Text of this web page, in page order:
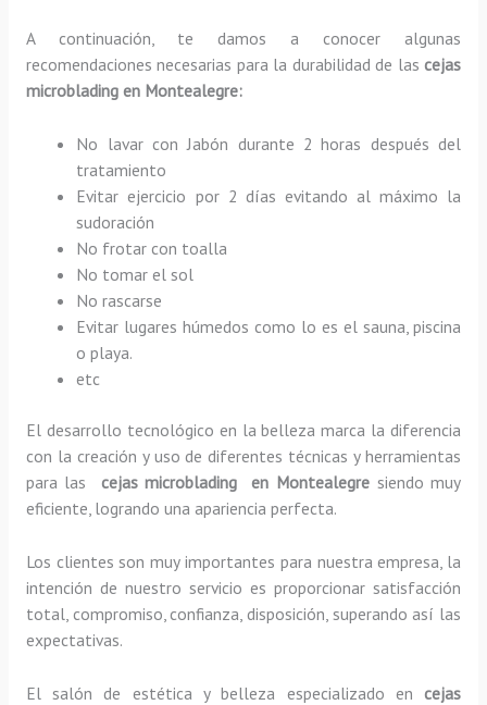
A continuación, te damos a conocer algunas
recomendaciones necesarias para la durabilidad de lascejas
microblading en Montealegre:
No lavar con Jabón durante 2 horas después del
tratamiento
Evitar ejercicio por 2 días evitando al máximo la
sudoración
No frotar con toalla
No tomar el sol
No rascarse
Evitar lugares húmedos como lo es el sauna, piscina
o playa.
etc
El desarrollo tecnológico en la belleza marca la diferencia
con la creación y uso de diferentes técnicas y herramientas
para las cejas microblading en Montealegresiendo muy
eficiente, logrando una apariencia perfecta.
Los clientes son muy importantes para nuestra empresa, la
intención de nuestro servicio es proporcionar satisfacción
total, compromiso, confianza, disposición, superando así las
expectativas.
El salón de estética y belleza especializado encejas